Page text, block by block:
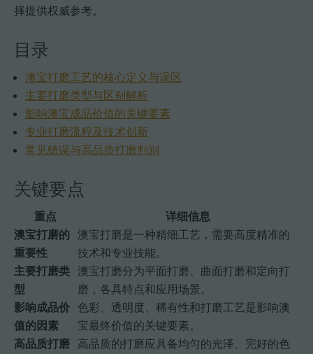
择提供权威参考。
目录
澳宝打磨工艺的核心定义与误区
主要打磨类型与区别解析
影响澳宝成品价值的关键要素
专业打磨流程及技术创新
常见错误与高品质打磨判别
关键要点
重点
详细信息
澳宝打磨的
重要性
澳宝打磨是一种精细工艺，需要高度精准的
技术和专业技能。
主要打磨类
型
澳宝打磨分为平面打磨、曲面打磨和定向打
磨，各具特点和应用场景。
影响成品价
值的因素
色彩、透明度、稀有性和打磨工艺是影响澳
宝最终价值的关键要素。
高品质打磨
高品质的打磨应具备均匀的光泽、完好的色